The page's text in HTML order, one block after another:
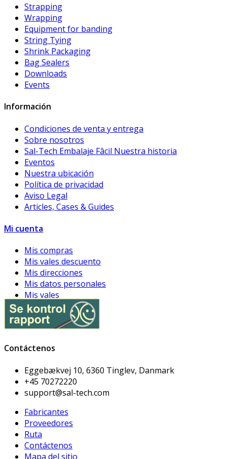
Strapping
Wrapping
Equipment for banding
String Tying
Shrink Packaging
Bag Sealers
Downloads
Events
Información
Condiciones de venta y entrega
Sobre nosotros
Sal-Tech Embalaje Fâcil Nuestra historia
Eventos
Nuestra ubicación
Política de privacidad
Aviso Legal
Articles, Cases & Guides
Mi cuenta
Mis compras
Mis vales descuento
Mis direcciones
Mis datos personales
Mis vales
Contáctenos
Eggebækvej 10, 6360 Tinglev, Danmark
+45 70272220
support@sal-tech.com
Fabricantes
Proveedores
Ruta
Contáctenos
Mapa del sitio